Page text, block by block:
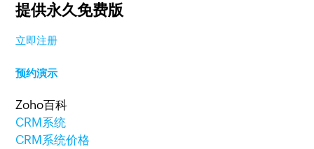
提供永久免费版
立即注册
预约演示
Zoho百科
CRM系统
CRM系统价格